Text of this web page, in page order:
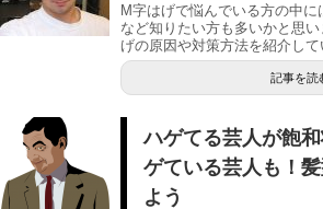
M字はげで悩んでいる方の中
など知りたい方も多いかと思
げの原因や対策方法を紹介して
記事を読
ハゲてる芸人が飽
ゲている芸人も！
よう